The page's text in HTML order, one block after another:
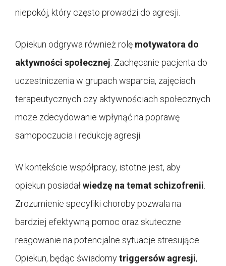
niepokój, który często prowadzi do agresji.
Opiekun odgrywa również rolę motywatora do
aktywności społecznej . Zachęcanie pacjenta do
uczestniczenia w grupach wsparcia, zajęciach
terapeutycznych czy aktywnościach społecznych
może zdecydowanie wpłynąć na poprawę
samopoczucia i redukcję agresji.
W kontekście współpracy, istotne jest, aby
opiekun posiadałwiedzę na temat schizofrenii
Zrozumienie specyfiki choroby pozwala na
bardziej efektywną pomoc oraz skuteczne
reagowanie na potencjalne sytuacje stresujące.
Opiekun, będąc świadomytriggersów agresji,